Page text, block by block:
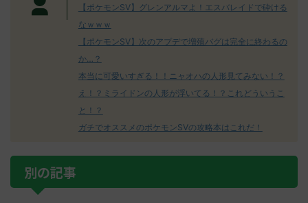
【ポケモンSV】グレンアルマよ！エスバレイドで砕ける
なｗｗｗ
【ポケモンSV】次のアプデで増殖バグは完全に終わるの
か…？
本当に可愛いすぎる！！ニャオハの人形見てみない！？
え！？ミライドンの人形が浮いてる！？これどういうこ
と！？
ガチでオススメのポケモンSVの攻略本はこれだ！
別の記事